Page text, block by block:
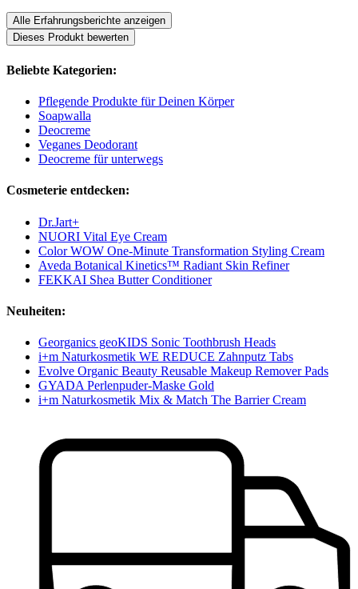
Alle Erfahrungsberichte anzeigen
Dieses Produkt bewerten
Beliebte Kategorien:
Pflegende Produkte für Deinen Körper
Soapwalla
Deocreme
Veganes Deodorant
Deocreme für unterwegs
Cosmeterie entdecken:
Dr.Jart+
NUORI Vital Eye Cream
Color WOW One-Minute Transformation Styling Cream
Aveda Botanical Kinetics™ Radiant Skin Refiner
FEKKAI Shea Butter Conditioner
Neuheiten:
Georganics geoKIDS Sonic Toothbrush Heads
i+m Naturkosmetik WE REDUCE Zahnputz Tabs
Evolve Organic Beauty Reusable Makeup Remover Pads
GYADA Perlenpuder-Maske Gold
i+m Naturkosmetik Mix & Match The Barrier Cream